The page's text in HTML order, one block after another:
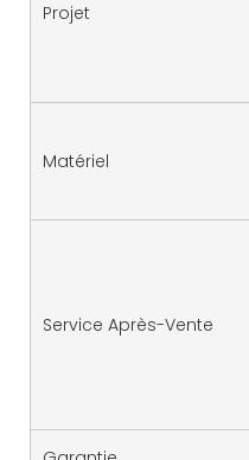
Projet
Matériel
Service Après-Vente